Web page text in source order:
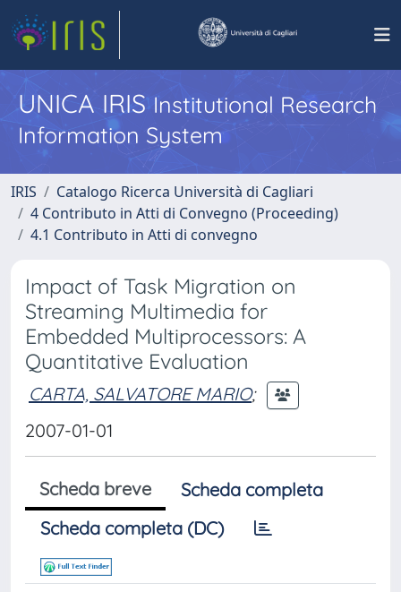
UNICA IRISInstitutional Research
Information System
IRIS
Catalogo Ricerca Università di Cagliari
4 Contributo in Atti di Convegno (Proceeding)
4.1 Contributo in Atti di convegno
Impact of Task Migration on
Streaming Multimedia for
Embedded Multiprocessors: A
Quantitative Evaluation
CARTA, SALVATORE MARIO;
2007-01-01
Scheda breve
Scheda completa
Scheda completa (DC)